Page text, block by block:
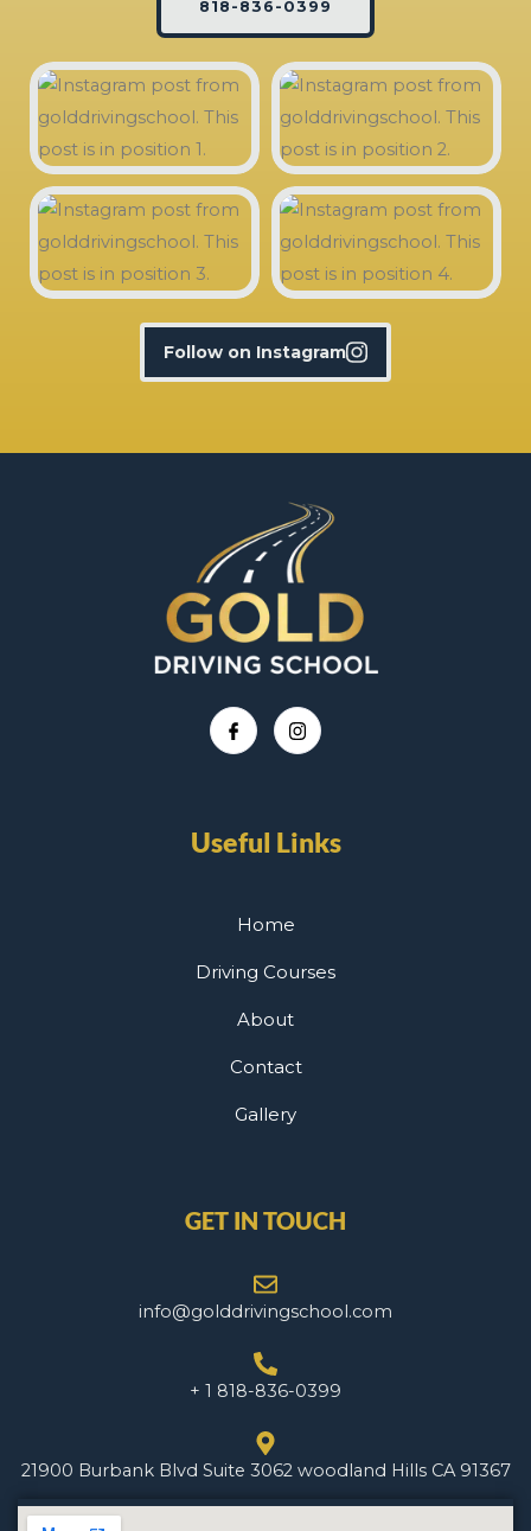
818-836-0399
Follow on Instagram
Useful Links
Home
Driving Courses
About
Contact
Gallery
GET IN TOUCH
info@golddrivingschool.com
+ 1 818-836-0399
21900 Burbank Blvd Suite 3062 woodland Hills CA 91367